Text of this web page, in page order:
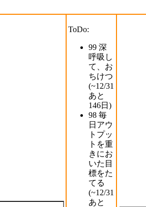
ToDo:
99 深
呼吸し
て、お
ちけつ
(~12/31
あと
146日)
98 毎
日アウ
トプッ
トを重
きにお
いた目
標をた
てる
(~12/31
あと